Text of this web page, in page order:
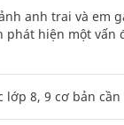
anh trai và em
phát hiện một vấn
lớp 8, 9 cơ bản